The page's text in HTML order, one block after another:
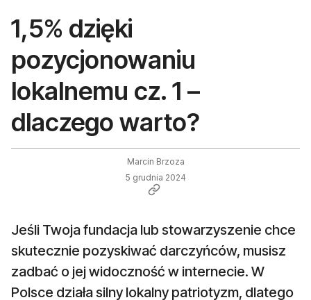
1,5% dzięki
pozycjonowaniu
lokalnemu cz. 1 –
dlaczego warto?
Marcin Brzoza
5 grudnia 2024
Jeśli Twoja fundacja lub stowarzyszenie chce
skutecznie pozyskiwać darczyńców, musisz
zadbać o jej widoczność w internecie. W
Polsce działa silny lokalny patriotyzm, dlatego